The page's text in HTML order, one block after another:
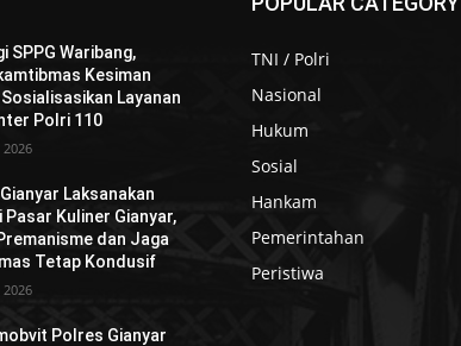
SPPG Waribang,
Kesiman
Layanan
Polri 110
Laksanakan
Pasar Kuliner Gianyar,
dan Jaga
Tetap Kondusif
Polres Gianyar
TNI / Polri
Nasional
Hukum
Sosial
Hankam
Pemerintahan
Peristiwa